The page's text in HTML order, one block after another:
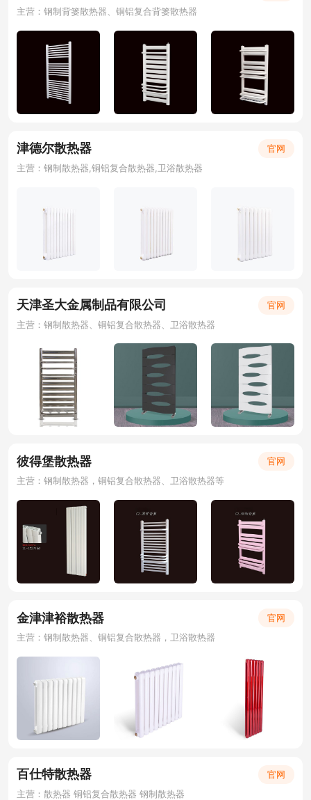
主营：钢制背篓散热器、铜铝复合背篓散热器
津德尔散热器
官网
主营：钢制散热器,铜铝复合散热器,卫浴散热器
天津圣大金属制品有限公司
官网
主营：钢制散热器、铜铝复合散热器、卫浴散热器
彼得堡散热器
官网
主营：钢制散热器，铜铝复合散热器、卫浴散热器等
金津津裕散热器
官网
主营：钢制散热器、铜铝复合散热器，卫浴散热器
百仕特散热器
官网
主营：散热器 铜铝复合散热器 钢制散热器